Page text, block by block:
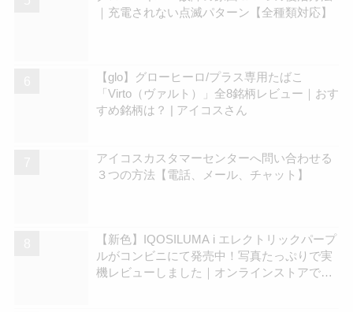
｜充電されない点滅パターン【全種類対応】
【glo】グローヒーロ/プラス専用たばこ
「Virto（ヴァルト）」全8銘柄レビュー｜おす
すめ銘柄は？ | アイコスさん
アイコスカスタマーセンターへ問い合わせる
３つの方法【電話、メール、チャット】
【新色】IQOSILUMA i エレクトリックパープ
ルがコンビニにて発売中！写真たっぷりで実
機レビューしました｜オンラインストアでも